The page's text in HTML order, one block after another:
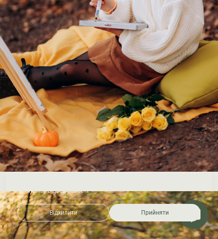
та аналізу відвідуваності.
Відхилити Прийняти